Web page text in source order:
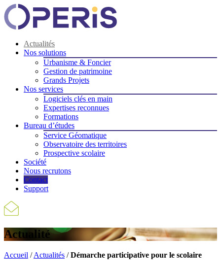
Actualités
Nos solutions
Urbanisme & Foncier
Gestion de patrimoine
Grands Projets
Nos services
Logiciels clés en main
Expertises reconnues
Formations
Bureau d’études
Service Géomatique
Observatoire des territoires
Prospective scolaire
Société
Nous recrutons
Contact
Support
Actualité
Accueil / Actualités / Démarche participative pour le scolaire